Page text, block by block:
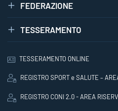
FEDERAZIONE
TESSERAMENTO
TESSERAMENTO ONLINE
REGISTRO SPORT e SALUTE –
REGISTRO CONI 2.0 - AREA